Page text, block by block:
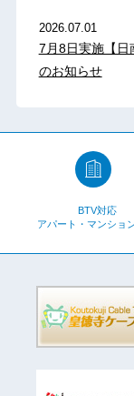
2026.07.01
7月8日実施【日
のお知らせ
BTV対応
アパート・マンショ